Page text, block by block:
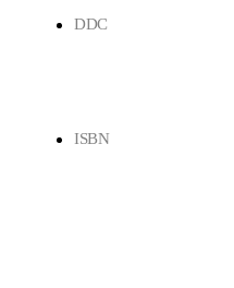
DDC
ISBN